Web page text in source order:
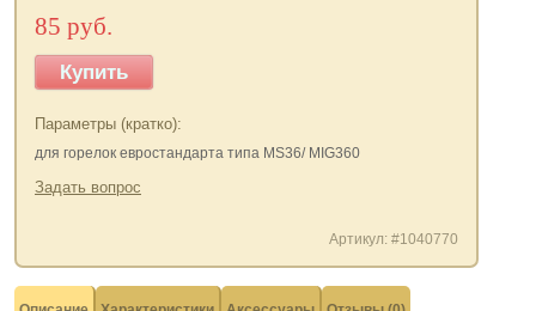
85 руб.
Купить
Параметры (кратко):
для горелок евростандарта типа MS36/ MIG360
Задать вопрос
Артикул: #1040770